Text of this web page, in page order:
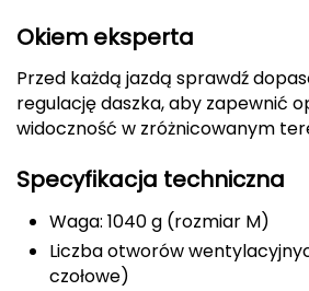
Elmer by Swany
Extremities
F
FASHY
Fjord Nansen
Okiem eksperta
Przed każdą jazdą sprawdź
regulację daszka, aby zapewnić
widoczność w zróżnicowanym
Specyfikacja techniczna
Waga: 1040 g (rozmiar M)
Liczba otworów
czołowe)